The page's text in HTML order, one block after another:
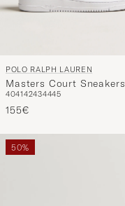
POLO RALPH LAUREN
Masters Court Sneakers
White/Navy
404142434445
155€
50%